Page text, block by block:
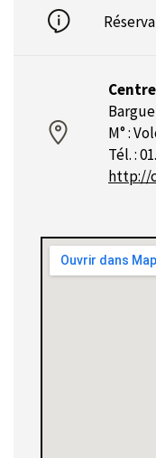
M° :
Tél. :
http://